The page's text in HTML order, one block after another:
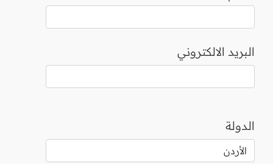
البريد الالكتروني
الدولة